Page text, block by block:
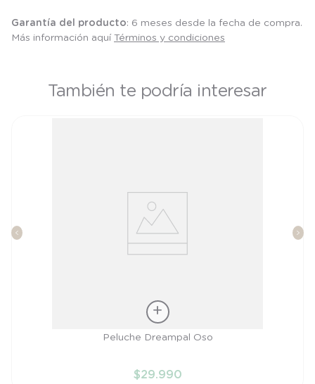
Garantía del producto: 6 meses desde la fecha de compra.
Más información aquí Términos y condiciones
También te podría interesar
Peluche Dreampal Oso
$29.990